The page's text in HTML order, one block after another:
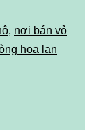
, nơi bán vỏ
hoa lan